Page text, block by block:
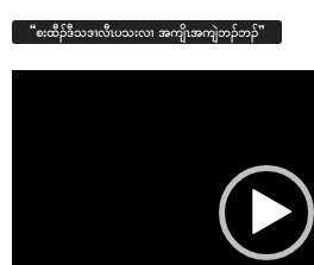
“စးထီၣ်ဒီသဒၢလီၤပသးလၢ အကျိၤအကျဲဘၣ်ဘၣ်”